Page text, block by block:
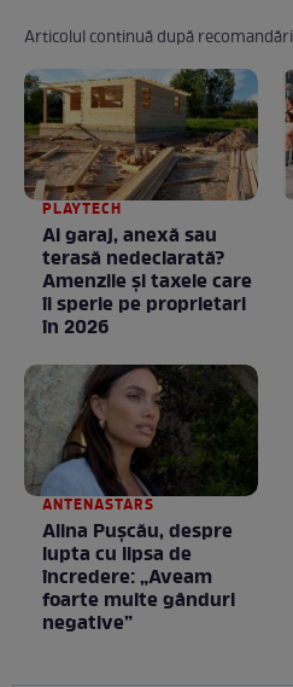
Articolul continuă după recomandări
PLAYTECH
Ai garaj, anexă sau
terasă nedeclarată?
Amenzile și taxele care
îi sperie pe proprietari
în 2026
ANTENASTARS
Alina Pușcău, despre
lupta cu lipsa de
încredere: „Aveam
foarte multe gânduri
negative”